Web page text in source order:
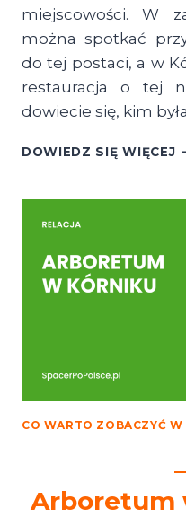
miejscowości. W
można spotkać
do tej postaci, a w
restauracja o tej
dowiecie się, kim
DOWIEDZ SIĘ WIĘCEJ
CO WARTO ZOBACZYĆ
Arboretum